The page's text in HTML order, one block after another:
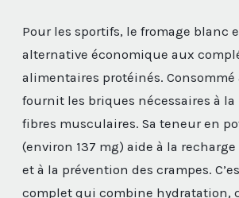
Pour les sportifs, le fromage blanc
alternative économique aux
alimentaires protéinés. Consommé
fournit les briques nécessaires à la
fibres musculaires. Sa teneur en
(environ 137 mg) aide à la
et à la prévention des crampes.
complet qui combine hydratation,